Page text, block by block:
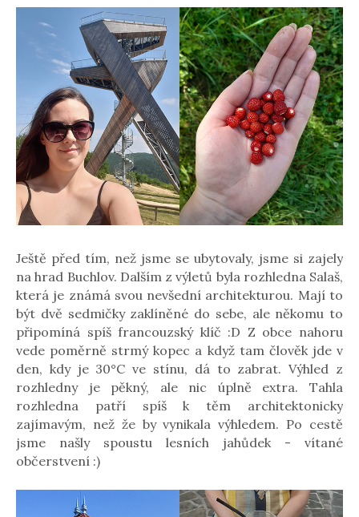
Ještě před tím, než jsme se ubytovaly, jsme si zajely
na hrad Buchlov. Dalším z výletů byla rozhledna Salaš,
která je známá svou nevšední architekturou. Mají to
být dvě sedmičky zaklíněné do sebe, ale někomu to
připomíná spíš francouzský klíč :D Z obce nahoru
vede poměrně strmý kopec a když tam člověk jde v
den, kdy je 30°C ve stínu, dá to zabrat. Výhled z
rozhledny je pěkný, ale nic úplně extra. Tahla
rozhledna patří spíš k těm architektonicky
zajímavým, než že by vynikala výhledem. Po cestě
jsme našly spoustu lesních jahůdek - vítané
občerstvení :)